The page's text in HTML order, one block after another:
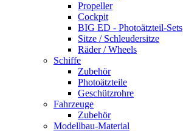
Propeller
Cockpit
BIG ED - Photoätzteil-Sets
Sitze / Schleudersitze
Räder / Wheels
Schiffe
Zubehör
Photoätzteile
Geschützrohre
Fahrzeuge
Zubehör
Modellbau-Material